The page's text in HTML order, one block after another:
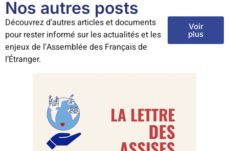
Nos autres posts
Découvrez d’autres articles et documents
pour rester informé sur les actualités et les
enjeux de l’Assemblée des Français de
l’Étranger.
Voir
plus